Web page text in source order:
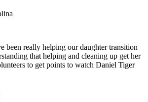
been really helping our daughter transition
that helping and cleaning up get her
to get points to watch Daniel Tiger